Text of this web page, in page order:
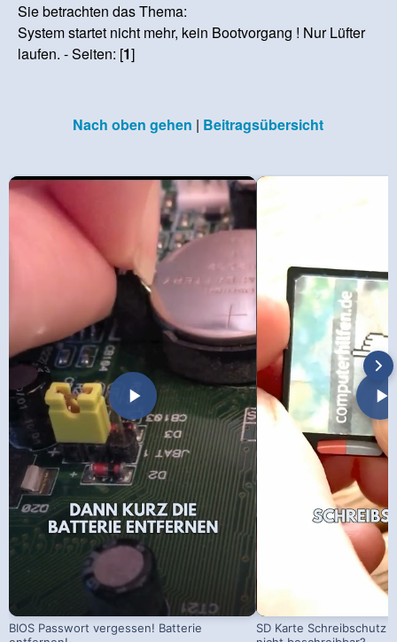
Sie betrachten das Thema:
System startet nicht mehr, kein Bootvorgang ! Nur Lüfter
laufen. - Seiten: [1]
Nach oben gehen | Beitragsübersicht
BIOS Passwort vergessen! Batterie
SD Karte Schreibschutz